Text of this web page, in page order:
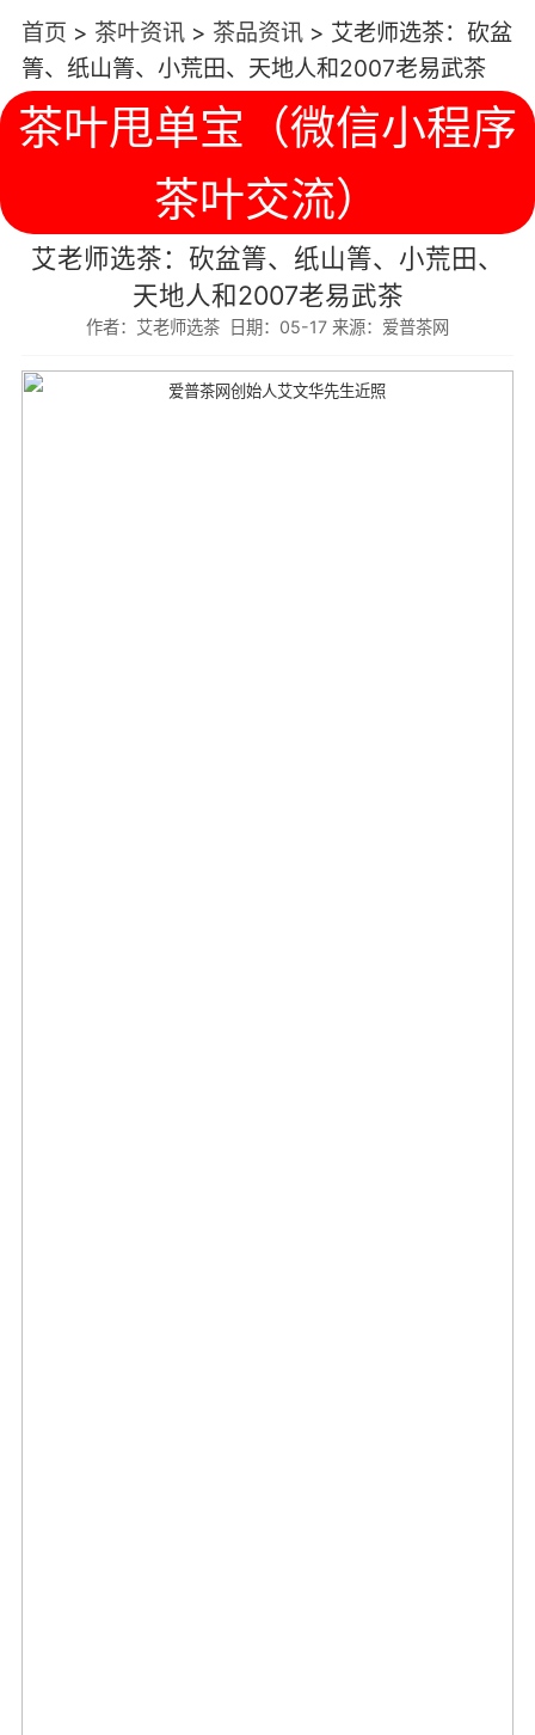
首页 > 茶叶资讯> 茶品资讯 > 艾老师选茶：砍盆
箐、纸山箐、小荒田、天地人和2007老易武茶
茶叶甩单宝（微信小程序
茶叶交流）
艾老师选茶：砍盆箐、纸山箐、小荒田、
天地人和2007老易武茶
作者：艾老师选茶 日期：05-17 来源：爱普茶网